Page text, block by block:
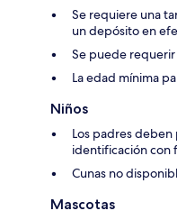
Se requiere una
un depósito en
Se puede
La edad mínima
Niños
Los padres
identificación con
Cunas no
Mascotas